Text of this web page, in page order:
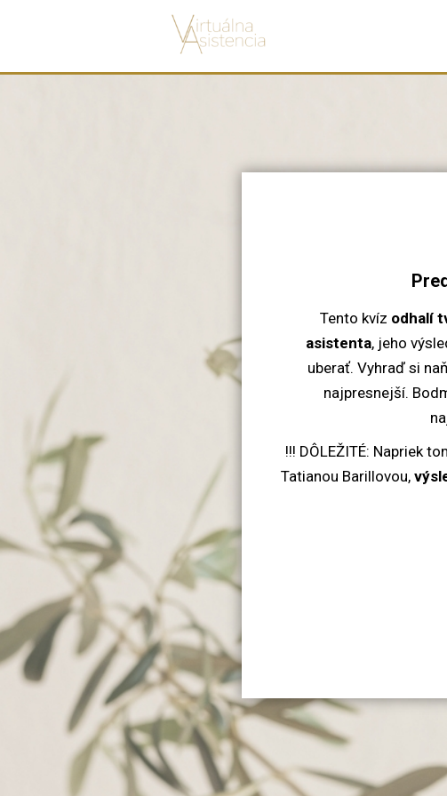
Tento kvíz odhalí
asistenta, jeho
uberať. Vyhraď si naň
najpresnejší.
!!! DÔLEŽITÉ: Napriek
Tatianou Barillovou,